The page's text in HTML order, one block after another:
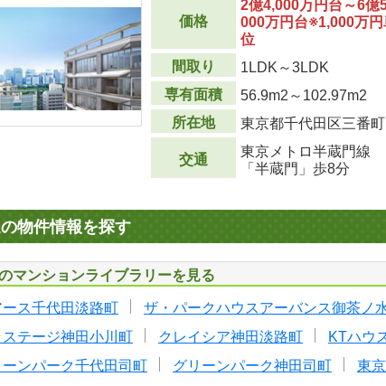
価格
2億4,000万円台～6億
000万円台※1,000万円
位
間取り
1LDK～3LDK
専有面積
56.9m2 ～102.97m2
所在地
東京都千代田区三番町
交通
東京メトロ半蔵門線
「半蔵門」歩8分
物件情報を探す
マンションライブラリーを見る
ース千代田淡路町 ザ・パークハウスアーバンス御茶ノ
ステージ神田小川町
クレイシア神田淡路町 KTハウ
ーンパーク千代田司町
グリーンパーク神田司町 東